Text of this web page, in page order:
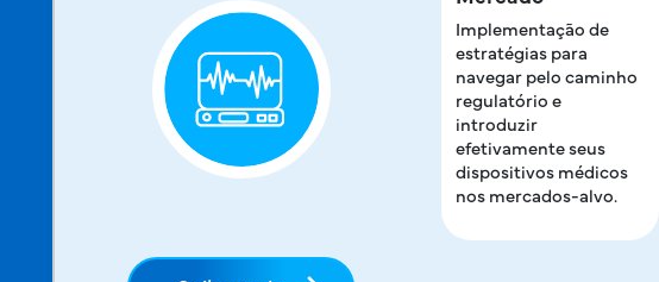
Implementação de
estratégias para
navegar pelo caminho
regulatório e
introduzir
efetivamente seus
dispositivos médicos
nos mercados-alvo.